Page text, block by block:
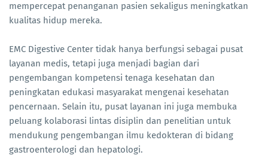
mempercepat penanganan pasien sekaligus meningkatkan
kualitas hidup mereka.
EMC Digestive Center tidak hanya berfungsi sebagai pusat
layanan medis, tetapi juga menjadi bagian dari
pengembangan kompetensi tenaga kesehatan dan
peningkatan edukasi masyarakat mengenai kesehatan
pencernaan. Selain itu, pusat layanan ini juga membuka
peluang kolaborasi lintas disiplin dan penelitian untuk
mendukung pengembangan ilmu kedokteran di bidang
gastroenterologi dan hepatologi.